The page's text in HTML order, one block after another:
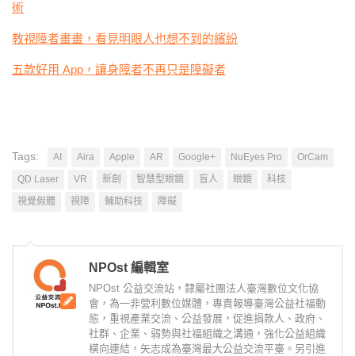
術
教視障者畫畫，看見明眼人也想不到的繽紛
五款好用 App，讓身障者不再只是障礙者
Tags: AI Aira Apple AR Google+ NuEyes Pro
OrCam
QD Laser
VR 新創 智慧型眼鏡 盲人 眼鏡
科技
視覺假體
視障 輔助科技 障礙
NPOst 編輯室
NPOst 公益交流站，隸屬社團法人臺灣數位文化協
會，為一非營利數位媒體，專責報導臺灣公益社福動
態，重視產業交流、公益發展，促進捐款人、政府、
社群、企業、弱勢與社福組織之溝通，強化公益組織
橫向連結，矢志成為臺灣最大公益交流平臺。另引進